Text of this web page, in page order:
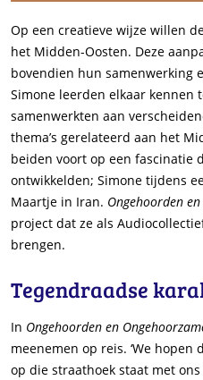
Op een creatieve wijze willen
het Midden-Oosten. Deze
bovendien hun samenwerking
Simone leerden elkaar kennen
samenwerkten aan
thema’s gerelateerd aan het
beiden voort op een fascinatie
ontwikkelden; Simone tijdens
Maartje in Iran. Ongehoorden
project dat ze als
brengen.
Tegendraadse
In Ongehoorden en
meenemen op reis. ‘We
op die straathoek staat met